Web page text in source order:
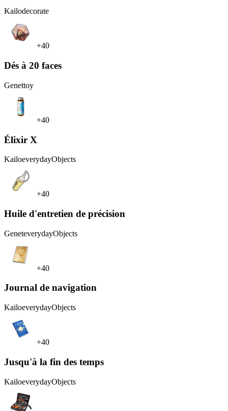
Kailodecorate
+40
Dés à 20 faces
Genettoy
+40
Élixir X
KailoeverydayObjects
+40
Huile d'entretien de précision
GeneteverydayObjects
+40
Journal de navigation
KailoeverydayObjects
+40
Jusqu'à la fin des temps
KailoeverydayObjects